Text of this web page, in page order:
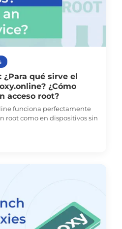
¿Para qué sirve el
¿Cómo
acceso root?
funciona perfectamente
root como en dispositivos sin